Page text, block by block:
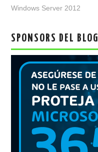
Windows Server 2012
SPONSORS DEL BLOG